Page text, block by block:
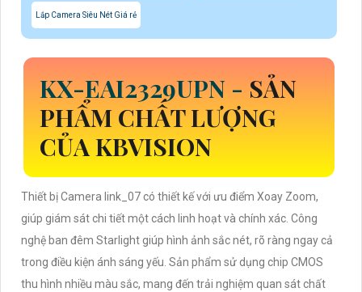
Lắp Camera Siêu Nét Giá rẻ
KX-EAI2329UPN - SẢN
PHẨM CHẤT LƯỢNG
CỦA KBVISION
Thiết bị Camera link_07 có thiết kế với ưu điểm Xoay Zoom,
giúp giám sát chi tiết một cách linh hoạt và chính xác. Công
nghệ ban đêm Starlight giúp hình ảnh sắc nét, rõ ràng ngay cả
trong điều kiện ánh sáng yếu. Sản phẩm sử dụng chip CMOS
thu hình nhiều màu sắc, mang đến trải nghiệm quan sát chất